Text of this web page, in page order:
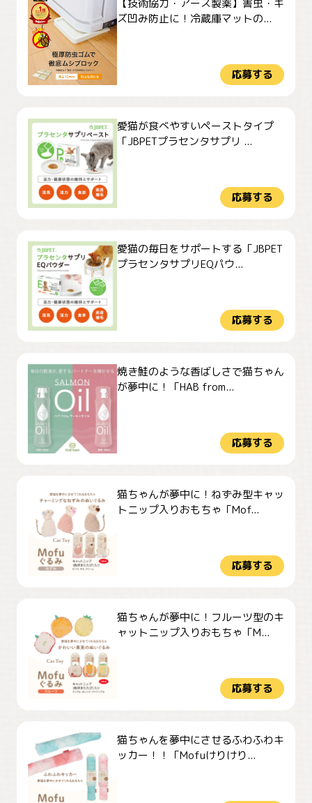
【技術協力・アース製薬】害虫・キ
ズ凹み防止に！冷蔵庫マットの...
応募する
愛猫が食べやすいペーストタイプ
「JBPETプラセンタサプリ ...
応募する
愛猫の毎日をサポートする「JBPET
プラセンタサプリEQパウ...
応募する
焼き鮭のような香ばしさで猫ちゃん
が夢中に！「HAB from...
応募する
猫ちゃんが夢中に！ねずみ型キャッ
トニップ入りおもちゃ「Mof...
応募する
猫ちゃんが夢中に！フルーツ型のキ
ャットニップ入りおもちゃ「M...
応募する
猫ちゃんを夢中にさせるふわふわキ
ッカー！！「Mofuけりけり...